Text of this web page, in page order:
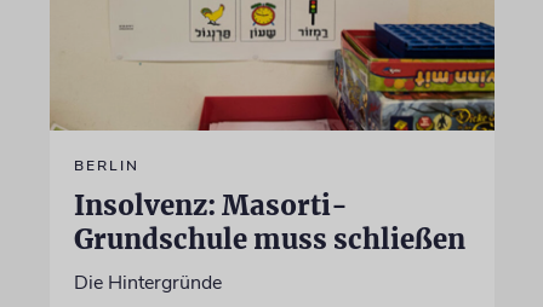
BERLIN
Insolvenz: Masorti-
Grundschule muss schließen
Die Hintergründe